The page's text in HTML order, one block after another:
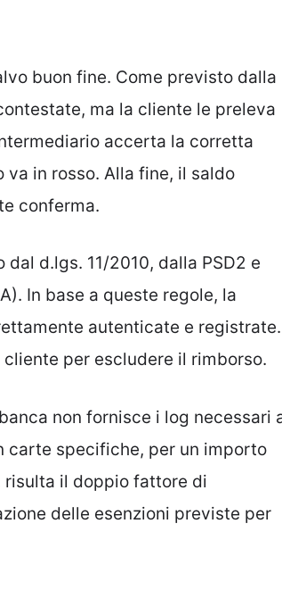
buon fine. Come previsto dalla
ma la cliente le preleva
accerta la corretta
in rosso. Alla fine, il saldo
conferma.
d.lgs. 11/2010, dalla PSD2 e
In base a queste regole, la
autenticate e registrate.
per escludere il rimborso.
non fornisce i log necessari
carte specifiche, per un importo
risulta il doppio fattore di
delle esenzioni previste per